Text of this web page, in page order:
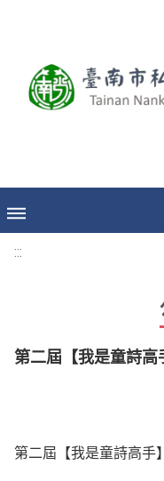
:::
第二屆【我是童詩
第二屆【我是童詩高手